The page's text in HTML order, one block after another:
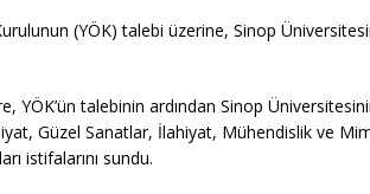
(YÖK) talebi üzerine, Sinop
YÖK’ün talebinin ardından Sinop
Güzel Sanatlar, İlahiyat, Mühendislik ve
istifalarını sundu.